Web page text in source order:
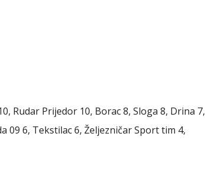
Rudar Prijedor 10, Borac 8, Sloga 8, Drina 7,
09 6, Tekstilac 6, Željezničar Sport tim 4,